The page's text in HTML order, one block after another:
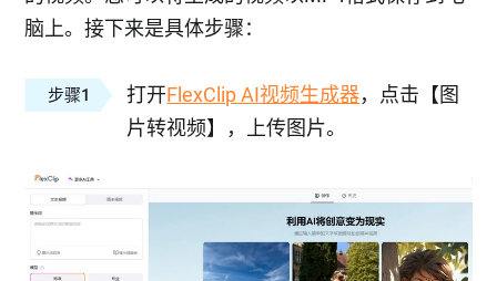
脑上。接下来是具体步骤：
步骤1 打开FlexClip AI视频生成器，点击【图
片转视频】，上传图片。